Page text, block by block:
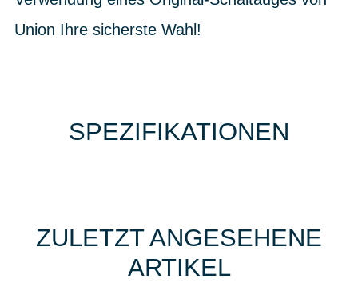
Union Ihre sicherste Wahl!
SPEZIFIKATIONEN
ZULETZT ANGESEHENE
ARTIKEL